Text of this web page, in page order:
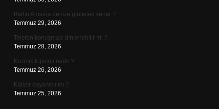
Bartın Amasra denize girilecek yerler ?
Temmuz 29, 2026
Telefon konuşması dinlenebilir mi ?
Temmuz 28, 2026
Kozmik topoloji nedir ?
Temmuz 26, 2026
Kalker dayanıklı mı ?
Temmuz 25, 2026